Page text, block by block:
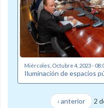
Miércoles, Octubre 4, 2023 -
Iluminación de espacios
‹ anterior 2